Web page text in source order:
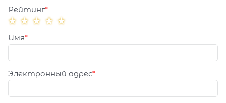
Рейтинг
Имя
Электронный адрес